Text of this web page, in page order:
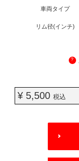
車両タイプ
リム径(インチ)
?
¥ 5,500 税込
OPTIONS